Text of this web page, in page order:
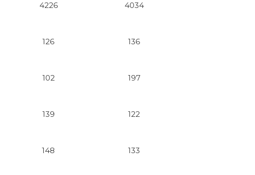
4226 4034
126 136
102 197
139 122
148 133